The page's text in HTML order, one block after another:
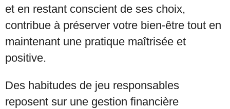
et en restant conscient de ses choix,
contribue à préserver votre bien-être tout en
maintenant une pratique maîtrisée et
positive.
Des habitudes de jeu responsables
reposent sur une gestion financière